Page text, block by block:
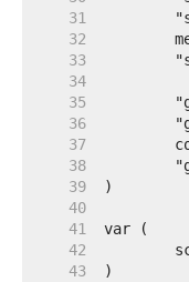
    31
    32
    33
    34
    35
    36
    37
    38
    39
    40
    41
    42
    43